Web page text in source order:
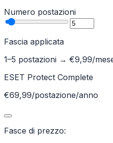
Numero postazioni
Fascia applicata
1–5 postazioni → €9,99/
ESET Protect Complete
€69,99/postazione/anno
Fasce di prezzo: